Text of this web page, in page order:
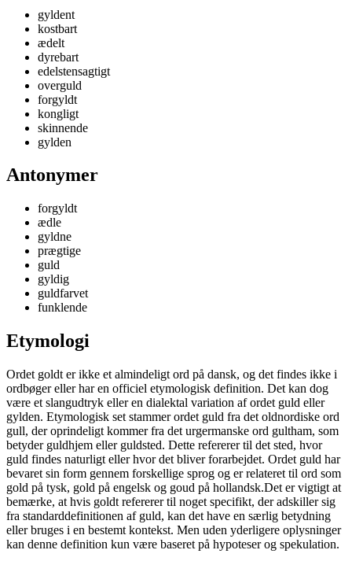
gyldent
kostbart
ædelt
dyrebart
edelstensagtigt
overguld
forgyldt
kongligt
skinnende
gylden
Antonymer
forgyldt
ædle
gyldne
prægtige
guld
gyldig
guldfarvet
funklende
Etymologi
Ordet goldt er ikke et almindeligt ord på dansk, og det findes ikke i
ordbøger eller har en officiel etymologisk definition. Det kan dog
være et slangudtryk eller en dialektal variation af ordet guld eller
gylden. Etymologisk set stammer ordet guld fra det oldnordiske ord
gull, der oprindeligt kommer fra det urgermanske ord gultham, som
betyder guldhjem eller guldsted. Dette refererer til det sted, hvor
guld findes naturligt eller hvor det bliver forarbejdet. Ordet guld har
bevaret sin form gennem forskellige sprog og er relateret til ord som
gold på tysk, gold på engelsk og goud på hollandsk.Det er vigtigt at
bemærke, at hvis goldt refererer til noget specifikt, der adskiller sig
fra standarddefinitionen af guld, kan det have en særlig betydning
eller bruges i en bestemt kontekst. Men uden yderligere oplysninger
kan denne definition kun være baseret på hypoteser og spekulation.